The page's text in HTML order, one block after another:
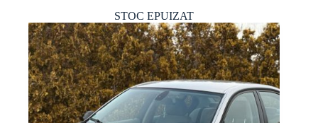
STOC EPUIZAT